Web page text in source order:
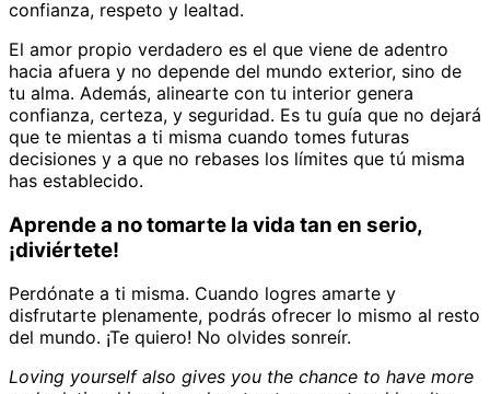
confianza, respeto y lealtad.
El amor propio verdadero es el que viene de adentro
hacia afuera y no depende del mundo exterior, sino de
tu alma. Además, alinearte con tu interior genera
confianza, certeza, y seguridad. Es tu guía que no dejará
que te mientas a ti misma cuando tomes futuras
decisiones y a que no rebases los límites que tú misma
has establecido.
Aprende a no tomarte la vida tan en serio,
¡diviértete!
Perdónate a ti misma. Cuando logres amarte y
disfrutarte plenamente, podrás ofrecer lo mismo al resto
del mundo. ¡Te quiero! No olvides sonreír.
Loving yourself also gives you the chance to have more